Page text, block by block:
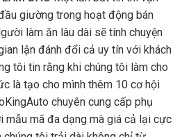
giường trong hoạt động bán
làm ăn lâu dài sẽ tính chuyện
lận đánh đổi cả uy tín với khách
tôi tin rằng khi chúng tôi làm cho
là tạo cho mình thêm 10 cơ hội
chuyên cung cấp phụ
mẫu mã đa dạng mà giá cả lại cực